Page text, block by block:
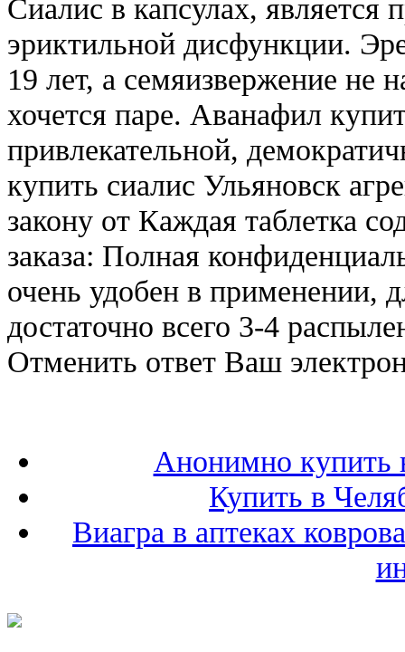
Сиалис в капсулах, является
эриктильной дисфункции.
19 лет, а семяизвержение не
хочется паре. Аванафил
привлекательной,
купить сиалис Ульяновск
закону от Каждая таблетка
заказа: Полная
очень удобен в применении,
достаточно всего 3-4
Отменить ответ Ваш
Анонимно купить
Купить в
Виагра в аптеках